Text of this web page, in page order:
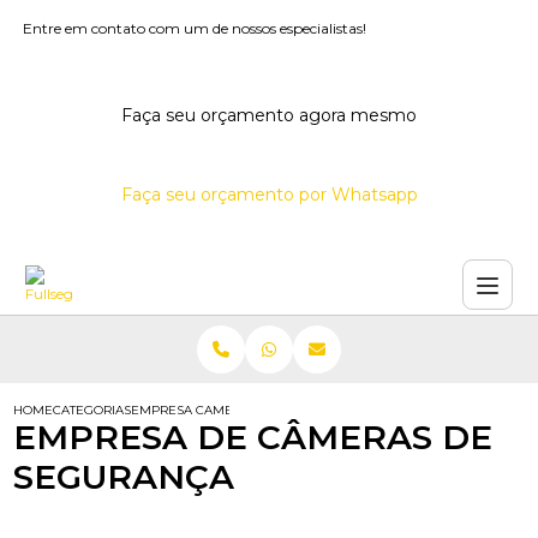
Entre em contato com um de nossos especialistas!
Faça seu orçamento agora mesmo
Faça seu orçamento por Whatsapp
HOMECATEGORIASEMPRESA CAMERAS SEGURANCA
EMPRESA DE CÂMERAS DE
SEGURANÇA